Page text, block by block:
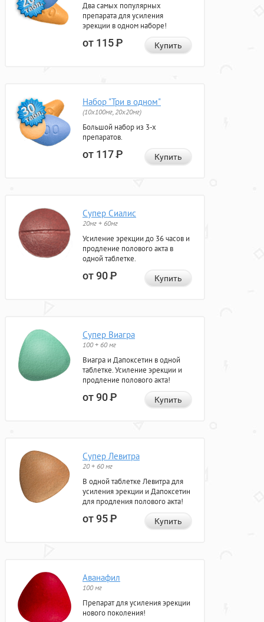
Два самых популярных
препарата для усиления
эрекции в одном наборе!
от 115Р Купить
Набор "Три в одном"
(10x100мг, 20x20мг)
Большой набор из 3-х
препаратов.
от 117Р Купить
Супер Сиалис
20мг + 60мг
Усиление эрекции до 36 часов и
продление полового акта в
одной таблетке.
от 90Р Купить
Супер Виагра
100 + 60 мг
Виагра и Дапоксетин в одной
таблетке. Усиление эрекции и
продление полового акта!
от 90Р Купить
Супер Левитра
20 + 60 мг
В одной таблетке Левитра для
усиления эрекции и Дапоксетин
для продления полового акта!
от 95Р Купить
Аванафил
100 мг
Препарат для усиления эрекции
нового поколения!